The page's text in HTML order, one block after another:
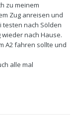
zu meinem
Zug anreisen und
testen nach Sölden
nach Hause.
A2 fahren sollte und
alle mal